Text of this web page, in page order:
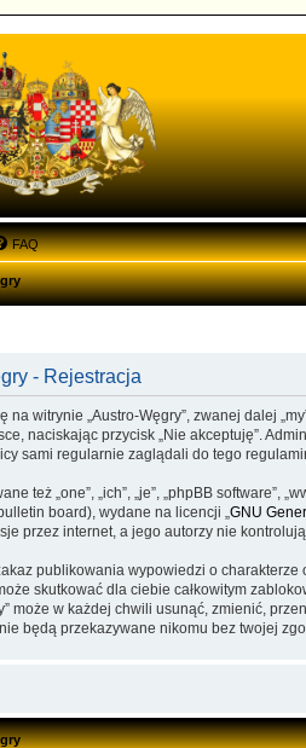
FAQ
- Rejestracja
na witrynie „Austro-Węgry”, zwanej dalej
naciskając przycisk „Nie akceptuję”.
sami regularnie zaglądali do tego
też „one”, „ich”, „je”, „phpBB
board), wydane na licencji „ GNU
przez internet, a jego autorzy nie
publikowania wypowiedzi o
skutkować dla ciebie całkowitym
może w każdej chwili usunąć, zmienić,
będą przekazywane nikomu bez twojej